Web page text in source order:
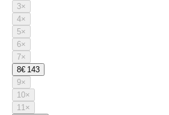
3×
4×
5×
6×
7×
8€ 143
9×
10×
11×